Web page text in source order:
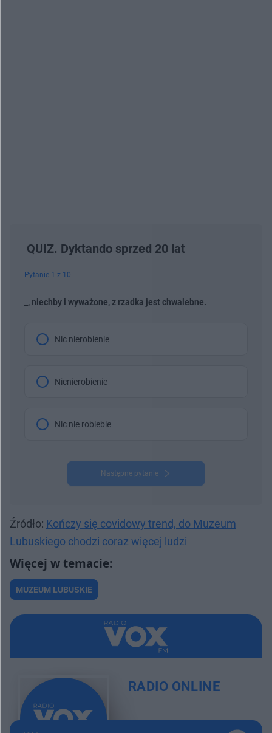
QUIZ. Dyktando sprzed 20 lat
Pytanie 1 z 10
_, niechby i wyważone, z rzadka jest chwalebne.
Nic nierobienie
Nicnierobienie
Nic nie robiebie
Następne pytanie
Źródło: Kończy się covidowy trend, do Muzeum
Lubuskiego chodzi coraz więcej ludzi
MUZEUM LUBUSKIE
RADIO ONLINE